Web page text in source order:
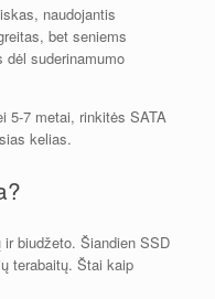
naudojantis
bet seniems
dėl suderinamumo
5-7 metai, rinkitės SATA
kelias.
biudžeto. Šiandien SSD
terabaitų. Štai kaip